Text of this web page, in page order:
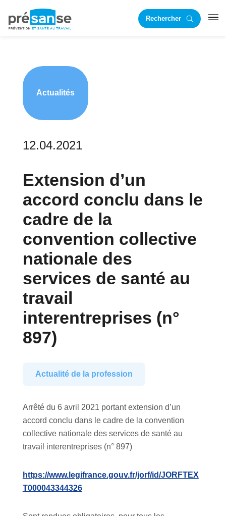
principale
RechercherRST
Actualités
12.04.2021
Extension d’un
accord conclu dans le
cadre de la
convention collective
nationale des
services de santé au
travail
interentreprises (n°
897)
Actualité de la profession
Arrêté du 6 avril 2021 portant extension d’un
accord conclu dans le cadre de la convention
collective nationale des services de santé au
travail interentreprises (n° 897)
https://www.legifrance.gouv.fr/jorf/id/JORFTEX
T000043344326